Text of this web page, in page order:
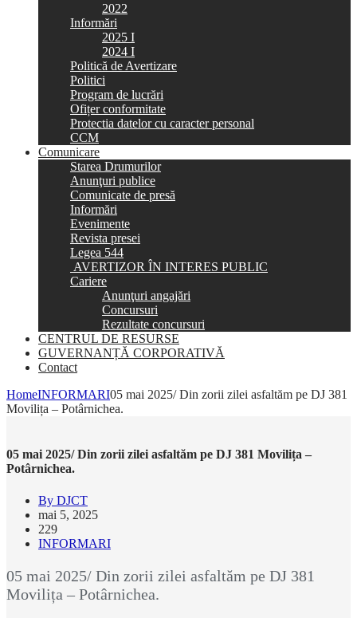
2022
Informări
2025 I
2024 I
Politică de Avertizare
Politici
Program de lucrări
Ofițer conformitate
Protectia datelor cu caracter personal
CCM
Comunicare
Starea Drumurilor
Anunţuri publice
Comunicate de presă
Informări
Evenimente
Revista presei
Legea 544
AVERTIZOR ÎN INTERES PUBLIC
Cariere
Anunţuri angajări
Concursuri
Rezultate concursuri
CENTRUL DE RESURSE
GUVERNANȚĂ CORPORATIVĂ
Contact
HomeINFORMARI05 mai 2025/ Din zorii zilei asfaltăm pe DJ 381
Movilița – Potârnichea.
05 mai 2025/ Din zorii zilei asfaltăm pe DJ 381 Movilița –
Potârnichea.
By DJCT
mai 5, 2025
229
INFORMARI
05 mai 2025/ Din zorii zilei asfaltăm pe DJ 381
Movilița – Potârnichea.